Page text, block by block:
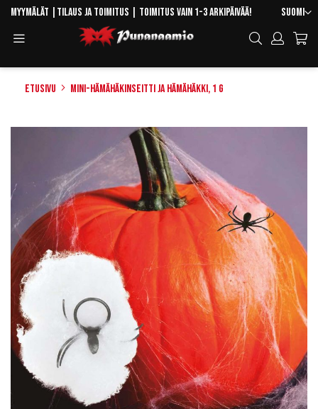
Skip
Content
Kieli
Suomi
Myymälät Tilaus ja toimitus | Toimitus vain 1-3 arkipäivää!
Hae
Etusivu Mini-hämähäkinseitti ja hämähäkki, 1 g
of
the
images
gallery